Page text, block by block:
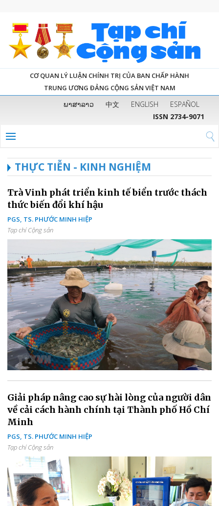
CƠ QUAN LÝ LUẬN CHÍNH TRỊ CỦA BAN CHẤP HÀNH
TRUNG ƯƠNG ĐẢNG CỘNG SẢN VIỆT NAM
ພາສາລາວ 中文 ENGLISH
ESPAÑOL
ISSN 2734-9071
THỰC TIỄN - KINH NGHIỆM
Trà Vinh phát triển kinh tế biển trước thách
thức biến đổi khí hậu
PGS, TS. PHƯỚC MINH HIỆP
Tạp chí Cộng sản
Giải pháp nâng cao sự hài lòng của người dân
về cải cách hành chính tại Thành phố Hồ Chí
Minh
PGS, TS. PHƯỚC MINH HIỆP
Tạp chí Cộng sản